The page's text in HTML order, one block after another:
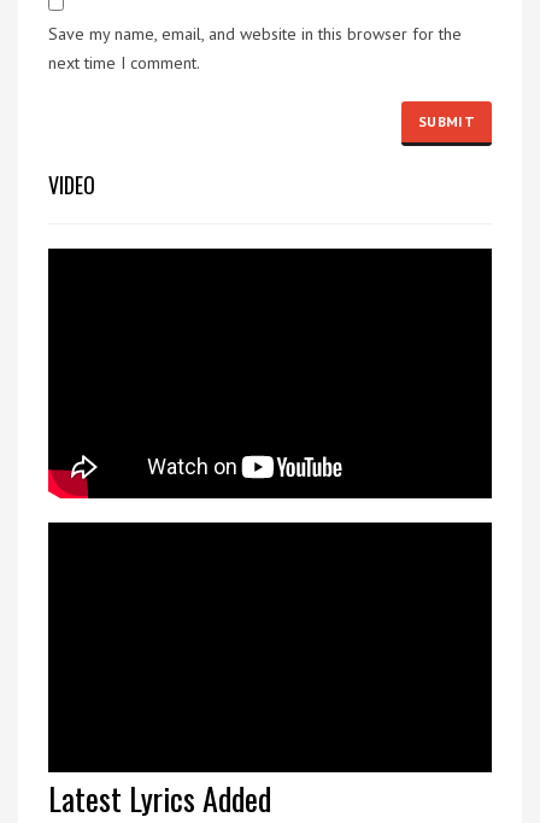
Save my name, email, and website in this browser for the
next time I comment.
VIDEO
Latest Lyrics Added